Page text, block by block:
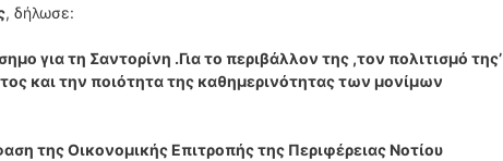
, δήλωσε:
για τη Σαντορίνη .Για το περιβάλλον της ,τον πολιτισμό της’
και την ποιότητα της καθημερινότητας των μονίμων
της Οικονομικής Επιτροπής της Περιφέρειας Νοτίου